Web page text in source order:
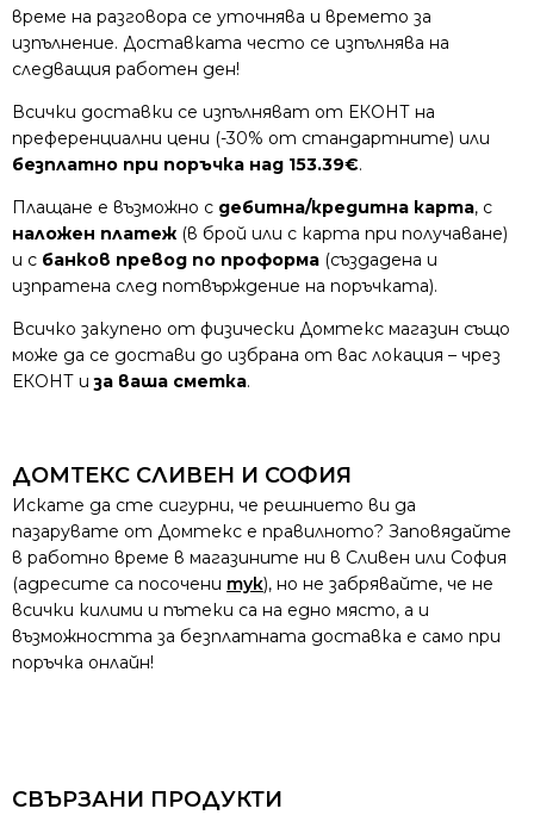
време на разговора се уточнява и времето за
изпълнение. Доставката често се изпълнява на
следващия работен ден!
Всички доставки се изпълняват от ЕКОНТ на
преференциални цени (-30% от стандартните) или
безплатно при поръчка над 153.39€.
Плащане е възможно с дебитна/кредитна карта, с
наложен платеж (в брой или с карта при получаване)
и с банков превод по проформа (създадена и
изпратена след потвърждение на поръчката).
Всичко закупено от физически Домтекс магазин също
може да се достави до избрана от вас локация – чрез
ЕКОНТ иза ваша сметка.
ДОМТЕКС СЛИВЕН И СОФИЯ
Искате да сте сигурни, че решнието ви да
пазарувате от Домтекс е правилното? Заповядайте
в работно време в магазините ни в Сливен или София
(адресите са посочени тук), но не забрявайте, че не
всички килими и пътеки са на едно място, а и
възможността за безплатната доставка е само при
поръчка онлайн!
СВЪРЗАНИ ПРОДУКТИ